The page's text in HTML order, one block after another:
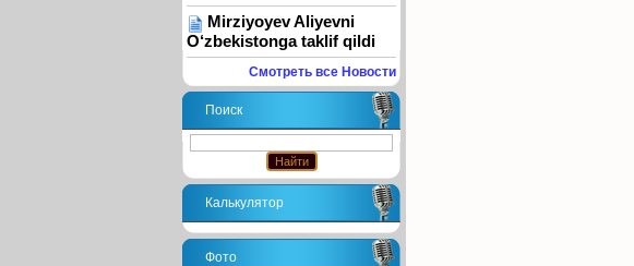
Mirziyoyev Aliyevni
O‘zbekistonga taklif qildi
Смотреть все Новости
Поиск
Калькулятор
Фото